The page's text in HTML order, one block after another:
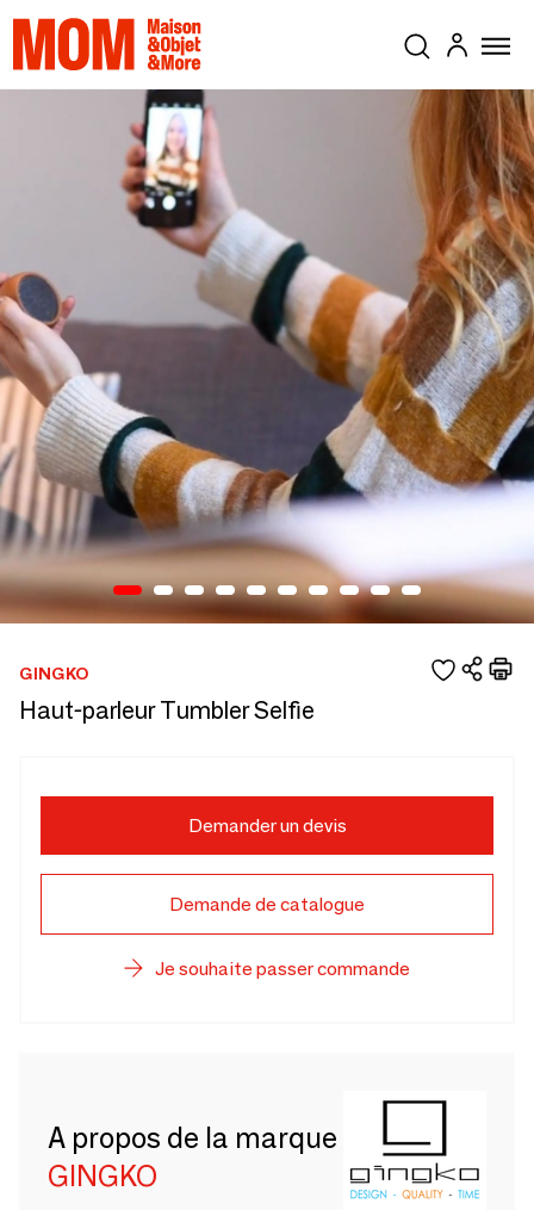
GINGKO
Haut-parleur Tumbler Selfie
Demander un devis
Demande de catalogue
Je souhaite passer commande
A propos de la marque
GINGKO